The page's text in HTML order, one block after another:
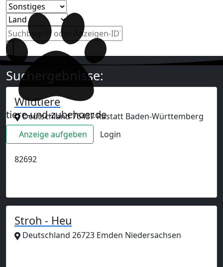
tiere-und-zubehoer.de
Anzeige aufgeben Login
Suchergebnisse:
Wildtiere
Deutschland 76437 Rastatt Baden-Württemberg
Anzeige
82692
Stroh - Heu
Deutschland 26723 Emden Niedersachsen